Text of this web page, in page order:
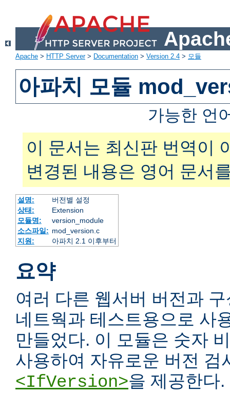
Apache > HTTP Server> Documentation > Version 2.4 > 모듈
아파치 모듈
가능한 언
이 문서는 최신판 번역이
변경된 내용은 영어 문서
설명:
버전별 설정
상태:
Extension
모듈명:
version_module
소스파일: mod_version.c
지원:
아파치 2.1 이후부터
요약
여러 다른 웹서버 버전과
네트웍과 테스트용으로 사
만들었다. 이 모듈은 숫자
사용하여 자유로운 버전 검
<IfVersion>을 제공한다.